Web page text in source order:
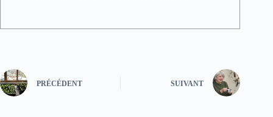
PRÉCÉDENT SUIVANT